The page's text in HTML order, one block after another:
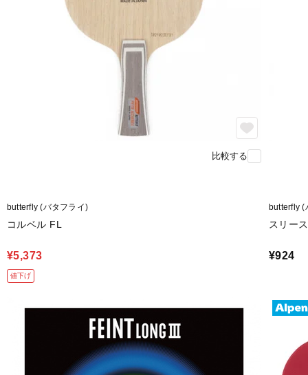
比較する
butterfly (バタフライ)
コルベル FL
¥5,373
値下げ
butterfly (
スリー
¥924